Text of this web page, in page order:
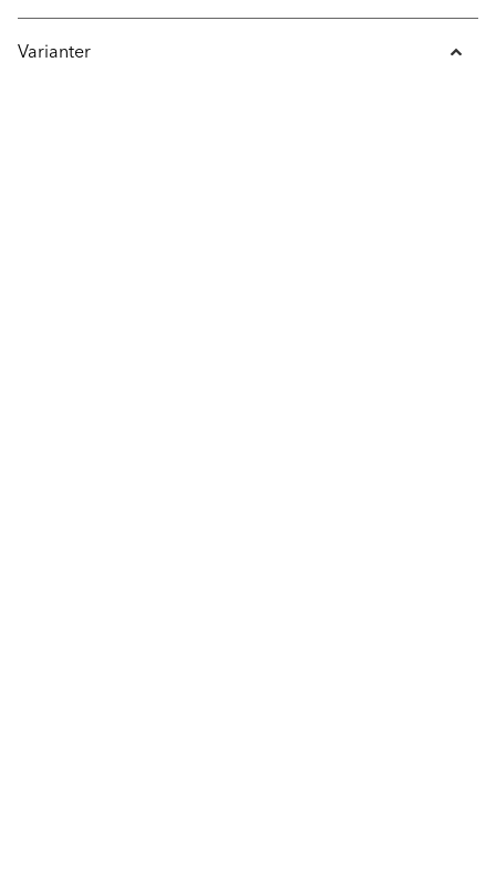
Varianter